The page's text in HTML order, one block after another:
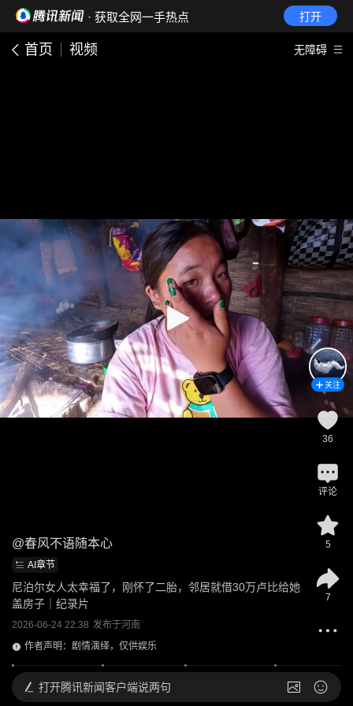
· 获取全网一手热点 打开
首页 视频 无障碍
@春风不语随本心
AI章节
尼泊尔女人太幸福了，刚怀了二胎，邻居就借30万卢比给她
盖房子｜纪录片
2026-06-24 22:38 发布于河南
作者声明：剧情演绎，仅供娱乐
关注
36
评论
5
7
打开腾讯新闻客户端说两句